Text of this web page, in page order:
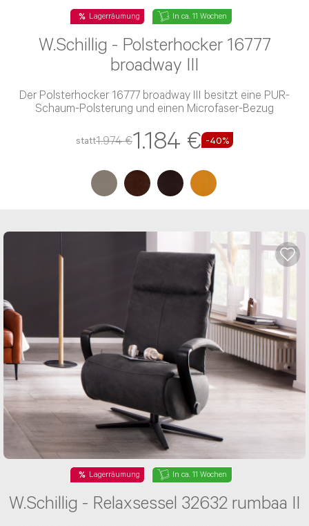
Lagerräumung In ca. 11 Wochen
W.Schillig - Polsterhocker 16777
broadway III
Der Polsterhocker 16777 broadway III besitzt eine PUR-
Schaum-Polsterung und einen Microfaser-Bezug
statt1.974 €1.184 € -40%
Lagerräumung In ca. 11 Wochen
W.Schillig - Relaxsessel 32632 rumbaa II